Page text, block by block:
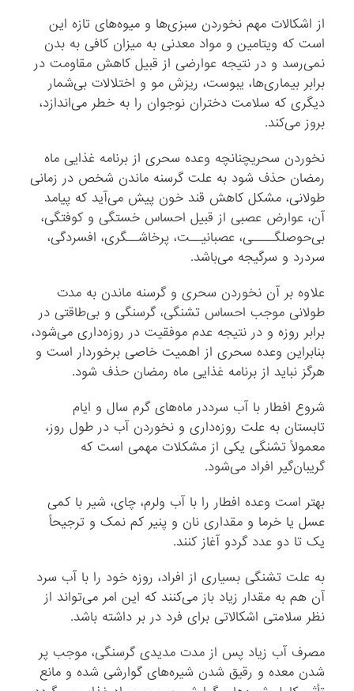
از اشکالات مهم نخوردن سبزی‌ها و میوه‌های تازه این
است که ویتامین و مواد معدنی به میزان کافی به بدن
نمی‌رسد و در نتیجه عوارضی از قبیل کاهش مقاومت در
برابر بیماری‌ها، یبوست، ریزش مو و اختلالات بی‌شمار
دیگری که سلامت دختران نوجوان را به خطر می‌اندازد،
بروز می‌کند.
نخوردن سحریچنانچه وعده سحری از برنامه غذایی ماه
رمضان حذف شود به علت گرسنه ماندن شخص در زمانی
طولانی، مشکل کاهش قند خون پیش می‌آید که پیامد
آن، عوارض عصبی از قبیل احساس خستگی و کوفتگی،
بی‌حوصلگــــی، عصبانیــت، پرخاشــگری، افسردگی،
سردرد و سرگیجه می‌باشد.
علاوه بر آن نخوردن سحری و گرسنه ماندن به مدت
طولانی موجب احساس تشنگی، گرسنگی و بی‌طاقتی در
برابر روزه و در نتیجه عدم موفقیت در روزه‌داری می‌شود،
بنابراین وعده سحری از اهمیت خاصی برخوردار است و
هرگز نباید از برنامه غذایی ماه رمضان حذف شود.
شروع افطار با آب سرددر ماه‌های گرم سال و ایام
تابستان به علت روزه‌داری و نخوردن آب در طول روز،
معمولاً تشنگی یکی از مشکلات مهمی است که
گریبان‌گیر افراد می‌شود.
بهتر است وعده افطار را با آب ولرم، چای، شیر با کمی
عسل یا خرما و مقداری نان و پنیر کم نمک و ترجیحاً
یک تا دو عدد گردو آغاز کنند.
به علت تشنگی بسیاری از افراد، روزه خود را با آب سرد
آن هم به مقدار زیاد باز می‌کنند که این امر می‌تواند از
نظر سلامتی اشکالاتی برای فرد در بر داشته باشد.
مصرف آب زیاد پس از مدت مدیدی گرسنگی، موجب پر
شدن معده و رقیق شدن شیره‌های گوارشی شده و مانع